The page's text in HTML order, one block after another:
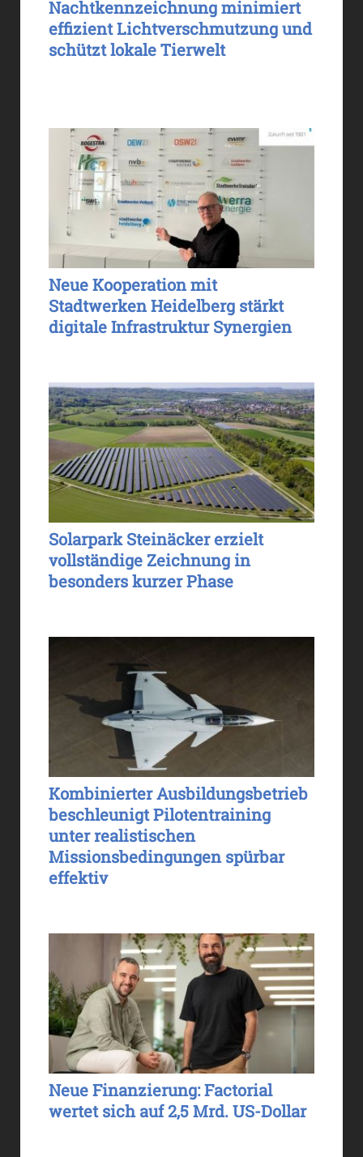
Nachtkennzeichnung minimiert
effizient Lichtverschmutzung und
schützt lokale Tierwelt
Neue Kooperation mit
Stadtwerken Heidelberg stärkt
digitale Infrastruktur Synergien
Solarpark Steinäcker erzielt
vollständige Zeichnung in
besonders kurzer Phase
Kombinierter Ausbildungsbetrieb
beschleunigt Pilotentraining
unter realistischen
Missionsbedingungen spürbar
effektiv
Neue Finanzierung: Factorial
wertet sich auf 2,5 Mrd. US-Dollar